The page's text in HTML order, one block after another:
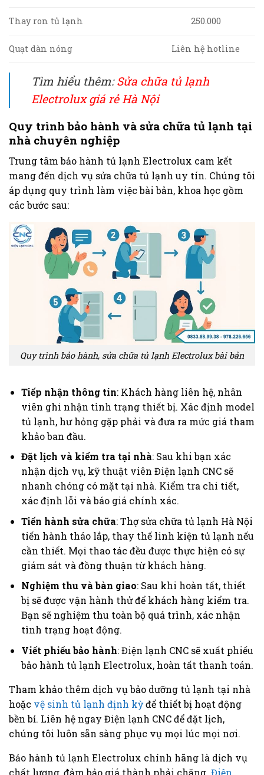
Thay ron tủ lạnh 250.000
Quạt dàn nóng Liên hệ hotline
Tìm hiểu thêm:Sửa chữa tủ lạnh
Electrolux giá rẻ Hà Nội
Quy trình bảo hành và sửa chữa tủ lạnh tại
nhà chuyên nghiệp
Trung tâm bảo hành tủ lạnh Electrolux cam kết
mang đến dịch vụ sửa chữa tủ lạnh uy tín. Chúng tôi
áp dụng quy trình làm việc bài bản, khoa học gồm
các bước sau:
Quy trình bảo hành, sửa chữa tủ lạnh Electrolux bài bản
Tiếp nhận thông tin: Khách hàng liên hệ, nhân
viên ghi nhận tình trạng thiết bị. Xác định model
tủ lạnh, hư hỏng gặp phải và đưa ra mức giá tham
khảo ban đầu.
Đặt lịch và kiểm tra tại nhà: Sau khi bạn xác
nhận dịch vụ, kỹ thuật viên Điện lạnh CNC sẽ
nhanh chóng có mặt tại nhà. Kiểm tra chi tiết,
xác định lỗi và báo giá chính xác.
Tiến hành sửa chữa: Thợ sửa chữa tủ lạnh Hà Nội
tiến hành tháo lắp, thay thế linh kiện tủ lạnh nếu
cần thiết. Mọi thao tác đều được thực hiện có sự
giám sát và đồng thuận từ khách hàng.
Nghiệm thu và bàn giao: Sau khi hoàn tất, thiết
bị sẽ được vận hành thử để khách hàng kiểm tra.
Bạn sẽ nghiệm thu toàn bộ quá trình, xác nhận
tình trạng hoạt động.
Viết phiếu bảo hành: Điện lạnh CNC sẽ xuất phiếu
bảo hành tủ lạnh Electrolux, hoàn tất thanh toán.
Tham khảo thêm dịch vụ bảo dưỡng tủ lạnh tại nhà
hoặc vệ sinh tủ lạnh định kỳđể thiết bị hoạt động
bền bỉ. Liên hệ ngay Điện lạnh CNC để đặt lịch,
chúng tôi luôn sẵn sàng phục vụ mọi lúc mọi nơi.
Bảo hành tủ lạnh Electrolux chính hãng là dịch vụ
chất lượng, đảm bảo giá thành phải chăng. Điện